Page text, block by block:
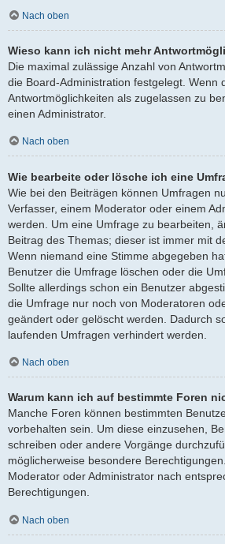
Nach oben
Wieso kann ich nicht mehr
Die maximal zulässige Anzahl von
die Board-Administration festgelegt. Wenn
Antwortmöglichkeiten als zugelassen zu
einen Administrator.
Nach oben
Wie bearbeite oder lösche ich eine
Wie bei den Beiträgen können Umfragen
Verfasser, einem Moderator oder einem
werden. Um eine Umfrage zu bearbeiten,
Beitrag des Themas; dieser ist immer mit
Wenn niemand eine Stimme abgegeben
Benutzer die Umfrage löschen oder die
Sollte allerdings schon ein Benutzer
die Umfrage nur noch von Moderatoren
geändert oder gelöscht werden. Dadurch
laufenden Umfragen verhindert werden.
Nach oben
Warum kann ich auf bestimmte Foren
Manche Foren können bestimmten
vorbehalten sein. Um diese einzusehen,
schreiben oder andere Vorgänge
möglicherweise besondere
Moderator oder Administrator nach
Berechtigungen.
Nach oben